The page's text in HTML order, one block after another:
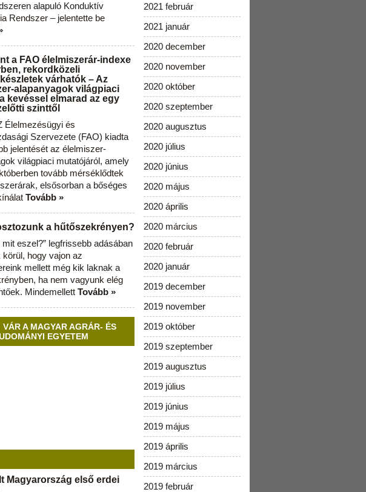
alapuló Konduktív
Rendszer – jelentette be
a FAO élelmiszerár-indexe
rekordközeli
várhatók – Az
alapanyagok világpiaci
kevéssel elmarad az egy
szinttől
Élelmezésügyi és
Szervezete (FAO) kiadta
jelentését az élelmiszer-
világpiaci mutatójáról, amely
tovább mérséklődtek
elsősorban a bőséges
Tovább »
a hűtőszekrényen?
mit eszel?” legfrissebb adásában
körül, hogy vajon az
mellett még kik laknak a
ha nem vagyunk elég
Mindemellett Tovább »
VÁR A MAGYAR AGRÁR- ÉS
EGYETEM
Magyarország első erdei
2021 február
2021 január
2020 december
2020 november
2020 október
2020 szeptember
2020 augusztus
2020 július
2020 június
2020 május
2020 április
2020 március
2020 február
2020 január
2019 december
2019 november
2019 október
2019 szeptember
2019 augusztus
2019 július
2019 június
2019 május
2019 április
2019 március
2019 február